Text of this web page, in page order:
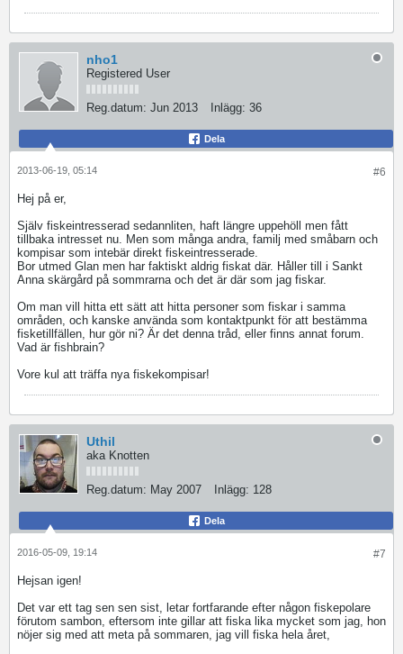
nho1
Registered User
Reg.datum: Jun 2013 Inlägg: 36
Dela
#6
2013-06-19, 05:14
Hej på er,
Själv fiskeintresserad sedannliten, haft längre uppehöll men fått
tillbaka intresset nu. Men som många andra, familj med småbarn och
kompisar som intebär direkt fiskeintresserade.
Bor utmed Glan men har faktiskt aldrig fiskat där. Håller till i Sankt
Anna skärgård på sommrarna och det är där som jag fiskar.
Om man vill hitta ett sätt att hitta personer som fiskar i samma
områden, och kanske använda som kontaktpunkt för att bestämma
fisketillfällen, hur gör ni? Är det denna tråd, eller finns annat forum.
Vad är fishbrain?
Vore kul att träffa nya fiskekompisar!
Uthil
aka Knotten
Reg.datum: May 2007 Inlägg: 128
Dela
#7
2016-05-09, 19:14
Hejsan igen!
Det var ett tag sen sen sist, letar fortfarande efter någon fiskepolare
förutom sambon, eftersom inte gillar att fiska lika mycket som jag, hon
nöjer sig med att meta på sommaren, jag vill fiska hela året,